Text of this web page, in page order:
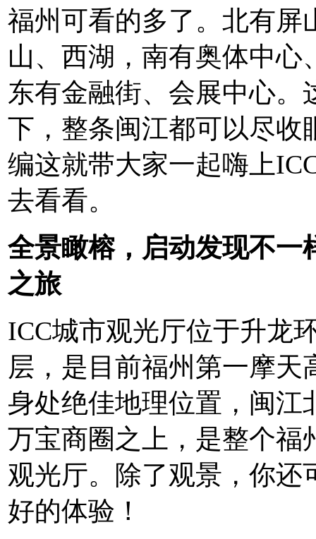
福州可看的多了。北有屏
山、西湖，南有奥体中心
东有金融街、会展中心。
下，整条闽江都可以尽收
编这就带大家一起嗨上
去看看。
全景瞰榕，启动发现不一
之旅
ICC城市观光厅位于升龙
层，是目前福州第一摩天
身处绝佳地理位置，闽江
万宝商圈之上，是整个福
观光厅。除了观景，你还
好的体验！